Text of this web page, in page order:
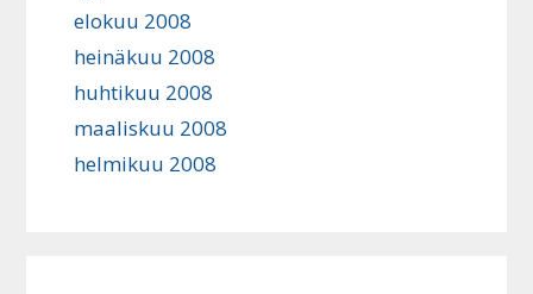
elokuu 2008
heinäkuu 2008
huhtikuu 2008
maaliskuu 2008
helmikuu 2008